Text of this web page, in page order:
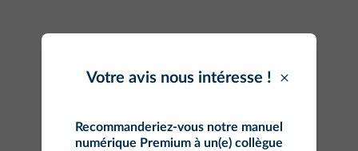
Votre avis nous intéresse !
Recommanderiez-vous notresite
Votre avis nous intéresse !
Recommanderiez-vous notre manuel
numérique Premium à un(e) collègue